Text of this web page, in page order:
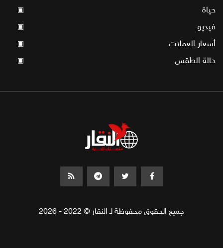
حياة ▣
فيديو ▣
أسعار العملات ▣
حالة الطقس ▣
جميع الحقوق محفوظة لـ النقار © 2022 - 2026